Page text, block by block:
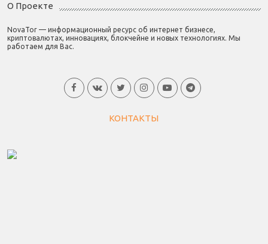
О Проекте
NovaTor — информационный ресурс об интернет бизнесе,
криптовалютах, инновациях, блокчейне и новых технологиях. Мы
работаем для Вас.
КОНТАКТЫ